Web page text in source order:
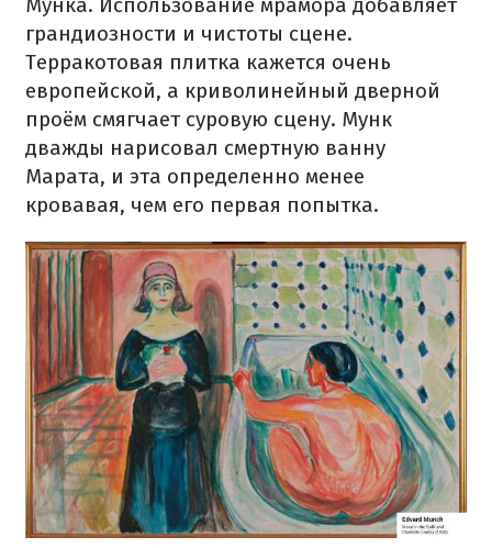
Мунка. Использование мрамора добавляет
грандиозности и чистоты сцене.
Терракотовая плитка кажется очень
европейской, а криволинейный дверной
проём смягчает суровую сцену. Мунк
дважды нарисовал смертную ванну
Марата, и эта определенно менее
кровавая, чем его первая попытка.